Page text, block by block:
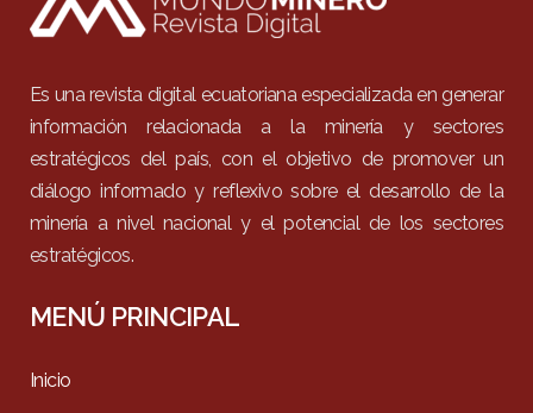
Es una revista digital ecuatoriana especializada en generar
información relacionada a la minería y sectores
estratégicos del país, con el objetivo de promover un
diálogo informado y reflexivo sobre el desarrollo de la
minería a nivel nacional y el potencial de los sectores
estratégicos.
MENÚ PRINCIPAL
Inicio